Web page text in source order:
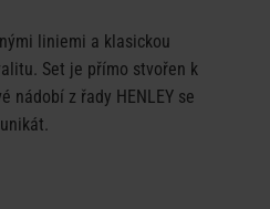
liniemi a klasickou
Set je přímo stvořen k
nádobí z řady HENLEY se